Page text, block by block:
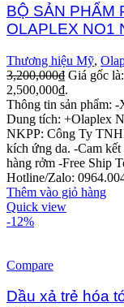
BỘ SẢN PHẨM
OLAPLEX NO1
Thương hiệu Mỹ,
3,200,000₫ Giá gốc
2,500,000₫.
Thông tin sản phẩm:
Dung tích: +Olaplex
NKPP: Công Ty
kích ứng da. -Cam
hàng rởm -Free Ship
Hotline/Zalo:
Thêm vào giỏ hàng
Quick view
-12%
Compare
Dầu xả trẻ hóa